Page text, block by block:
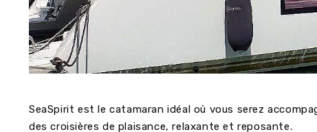
SeaSpirit est le catamaran idéal où vous serez
des croisières de plaisance, relaxante et reposante.